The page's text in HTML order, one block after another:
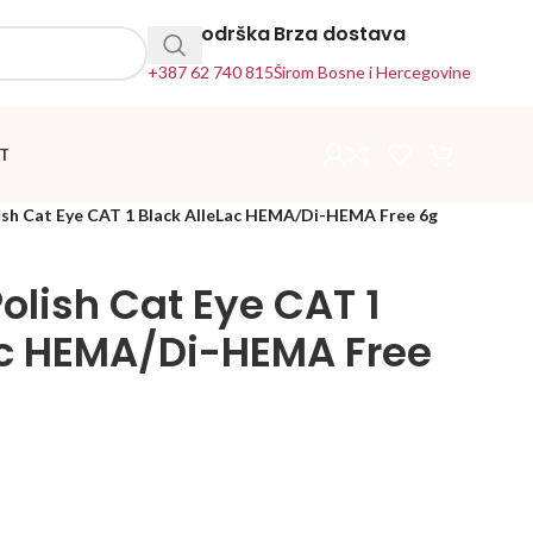
24h Podrška
+387 62 740 815
Brza dostava
Širom Bosne i Hercegovine
Cat Eye CAT 1 Black AlleLac HEMA/Di-HEMA Free 6g
Cat Eye CAT 1
HEMA/Di-HEMA Free